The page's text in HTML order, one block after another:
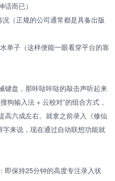
而已）
（正规的公司通常都是具备出版
单子（这样便能一眼看穿平台的靠
键盘，那咔哒咔哒的敲击声听起来
狗输入法 + 云校对”的组合方式，
高六成左右。就拿之前录入《修仙
字来说，现在通过自动联想功能就
即保持25分钟的高度专注录入状